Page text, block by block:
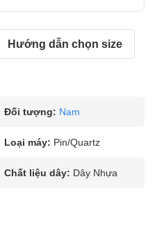
Hướng dẫn chọn size
Đối tượng: Nam
Loại máy: Pin/Quartz
Chất liệu dây: Dây Nhựa